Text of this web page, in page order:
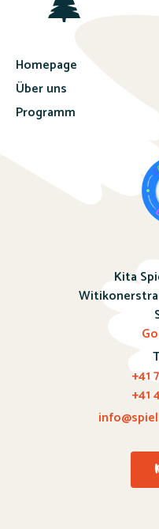
Homepage
Über uns
Programm
Kita
+41
+41